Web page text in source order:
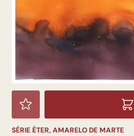
SÉRIE ÉTER, AMARELO DE MARTE